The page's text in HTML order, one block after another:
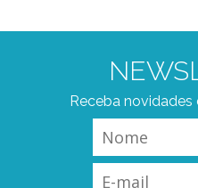
Receba novidades